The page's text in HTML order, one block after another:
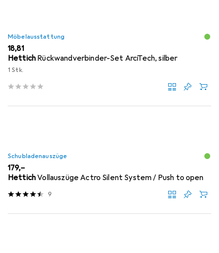
Möbelausstattung
EUR
18,81
Hettich Rückwandverbinder-Set ArciTech, silber
1 Stk.
Schubladenauszüge
EUR
179,–
HettichVollauszüge Actro Silent System / Push to open
9